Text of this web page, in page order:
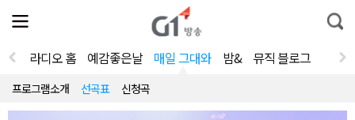
전
체
뉴
열
통
합
라디오 홈 예감좋은날 매일 그대와 밤& 뮤직 블로그
프로그램소개 선곡표 신청곡